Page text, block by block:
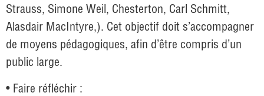
Strauss, Simone Weil, Chesterton, Carl Schmitt,
Alasdair MacIntyre,). Cet objectif doit s’accompagner
de moyens pédagogiques, afin d’être compris d’un
public large.
• Faire réfléchir :